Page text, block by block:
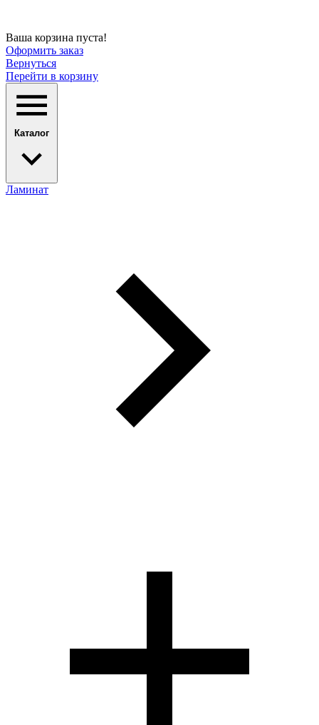
Ваша корзина пуста!
Оформить заказ
Вернуться
Перейти в корзину
Каталог
Ламинат